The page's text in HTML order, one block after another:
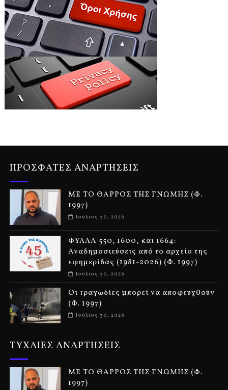
ΠΡΟΣΦΑΤΕΣ ΑΝΑΡΤΗΣΕΙΣ
ΜΕ ΤΟ ΘΑΡΡΟΣ ΤΗΣ ΓΝΩΜΗΣ (Φ.
1997)
Ιούλιος 30, 2026
ΦΥΛΛΑ 550, 1600, και 1664:
Αναδημοσιεύσεις από το αρχείο της
εφημερίδας (1981-2026) (Φ. 1997)
Ιούλιος 30, 2026
Οι τραγωδίες μπορεί να αποφευχθούν
(Φ. 1997)
Ιούλιος 30, 2026
ΤΥΧΑΙΕΣ ΑΝΑΡΤΗΣΕΙΣ
ΜΕ ΤΟ ΘΑΡΡΟΣ ΤΗΣ ΓΝΩΜΗΣ (Φ.
1997)